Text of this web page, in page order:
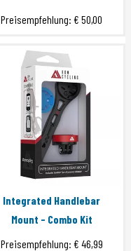
Preisempfehlung: € 50,00
Integrated Handlebar
Mount - Combo Kit
Preisempfehlung: € 46,99